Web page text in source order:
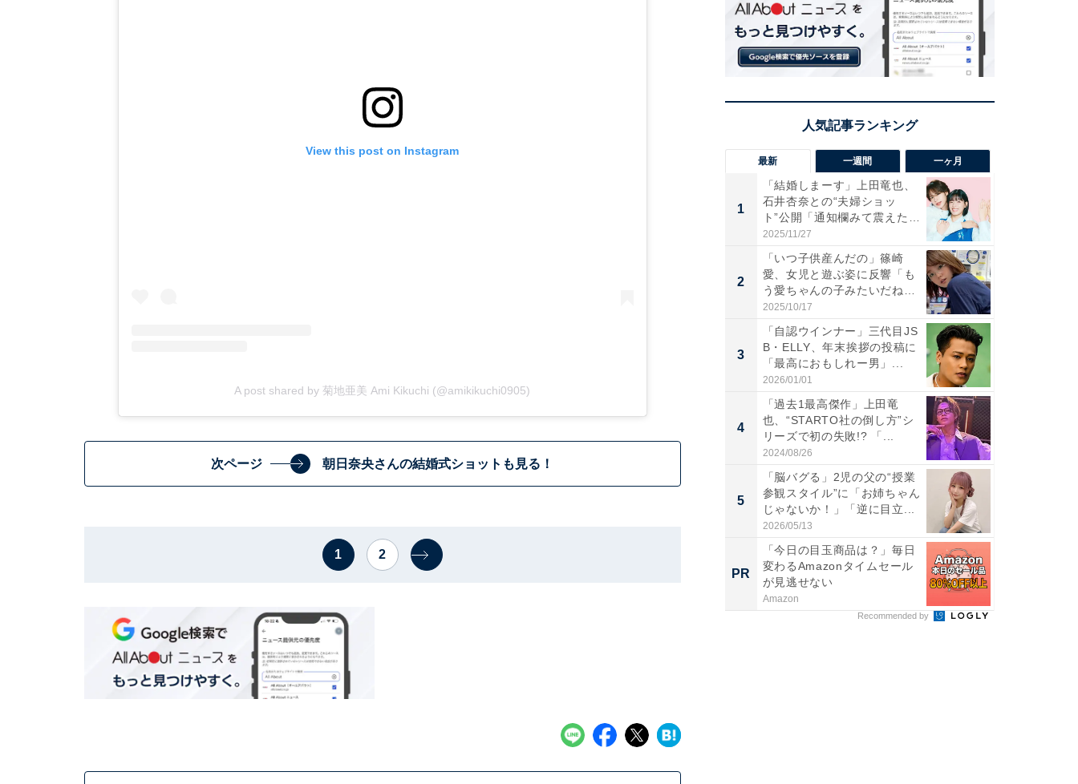
View this post on Instagram
A post shared by 菊地亜美 Ami Kikuchi (@amikikuchi0905)
次ページ 朝日奈央さんの結婚式ショットも見る！
1 2
最新 一週間 一ヶ月
1
「結婚しまーす」上田竜也、
石井杏奈との“夫婦ショッ
ト”公開「通知欄みて震えた」
「...
2025/11/27
2
「いつ子供産んだの」篠崎
愛、女児と遊ぶ姿に反響「も
う愛ちゃんの子みたいだね」
「完...
2025/10/17
3
「自認ウインナー」三代目JS
B・ELLY、年末挨拶の投稿に
「最高におもしれー男」...
2026/01/01
4
「過去1最高傑作」上田竜
也、“STARTO社の倒し方”シ
リーズで初の失敗!? 「...
2024/08/26
5
「脳バグる」2児の父の“授業
参観スタイル”に「お姉ちゃん
じゃないか！」「逆に目立...
2026/05/13
PR
「今日の目玉商品は？」毎日
変わるAmazonタイムセール
が見逃せない
Amazon
Recommended by